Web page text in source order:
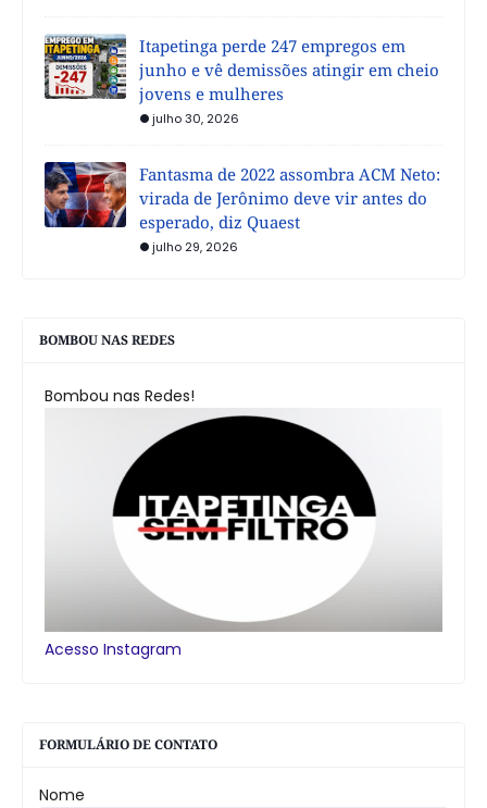
Itapetinga perde 247 empregos em
junho e vê demissões atingir em cheio
jovens e mulheres
julho 30, 2026
Fantasma de 2022 assombra ACM Neto:
virada de Jerônimo deve vir antes do
esperado, diz Quaest
julho 29, 2026
BOMBOU NAS REDES
Bombou nas Redes!
Acesso Instagram
FORMULÁRIO DE CONTATO
Nome